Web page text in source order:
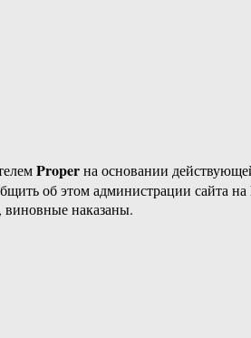
Properна основании
об этом администрации сайта
виновные наказаны.